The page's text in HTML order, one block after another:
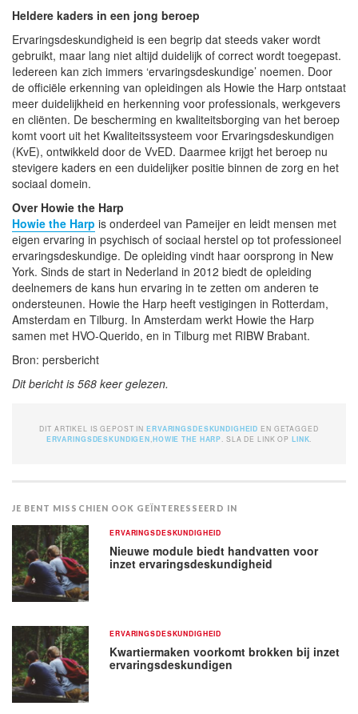
Heldere kaders in een jong beroep
Ervaringsdeskundigheid is een begrip dat steeds vaker wordt
gebruikt, maar lang niet altijd duidelijk of correct wordt toegepast.
Iedereen kan zich immers ‘ervaringsdeskundige’ noemen. Door
de officiële erkenning van opleidingen als Howie the Harp ontstaat
meer duidelijkheid en herkenning voor professionals, werkgevers
en cliënten. De bescherming en kwaliteitsborging van het beroep
komt voort uit het Kwaliteitssysteem voor Ervaringsdeskundigen
(KvE), ontwikkeld door de VvED. Daarmee krijgt het beroep nu
stevigere kaders en een duidelijker positie binnen de zorg en het
sociaal domein.
Over Howie the Harp
Howie the Harp is onderdeel van Pameijer en leidt mensen met
eigen ervaring in psychisch of sociaal herstel op tot professioneel
ervaringsdeskundige. De opleiding vindt haar oorsprong in New
York. Sinds de start in Nederland in 2012 biedt de opleiding
deelnemers de kans hun ervaring in te zetten om anderen te
ondersteunen. Howie the Harp heeft vestigingen in Rotterdam,
Amsterdam en Tilburg. In Amsterdam werkt Howie the Harp
samen met HVO-Querido, en in Tilburg met RIBW Brabant.
Bron: persbericht
Dit bericht is 568 keer gelezen.
DIT ARTIKEL IS GEPOST INERVARINGSDESKUNDIGHEID EN GETAGGED
ERVARINGSDESKUNDIGEN HOWIE THE HARP . SLA DE LINK OP LINK
JE BENT MISSCHIEN OOK GEÏNTERESSEERD IN
ERVARINGSDESKUNDIGHEID
Nieuwe module biedt handvatten voor
inzet ervaringsdeskundigheid
ERVARINGSDESKUNDIGHEID
Kwartiermaken voorkomt brokken bij inzet
ervaringsdeskundigen